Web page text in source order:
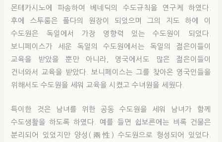
몬테카시노에 파송하여 베네딕의 수도규칙을 연구케 하였다.
후에 스투룸은 풀다의 원장이 되었으며 그의 지도 하에 이
수도원은 독일에서 가장 영향력 있는 수도원이 되었다.
보니페이스가 세운 독일의 수도원에서는 독일의 젊은이들이
교육을 받았을 뿐만 아니라, 영국에서도 많은 젊은이들이
건너와서 교육을 받았다. 보니페이스는 그를 찾아온 영국인들을
위해서도 수도원을 세워 교육을 시켰고 수녀원을 세웠다.
특이한 것은 남녀를 위한 공동 수도원을 세워 남녀가 함께
수도생활을 하도록 하였다. 예를 들면 쉽보른에는 비록 건물은
분리되어 있었지만 양성(兩性) 수도원으로 형성되어 있었다.